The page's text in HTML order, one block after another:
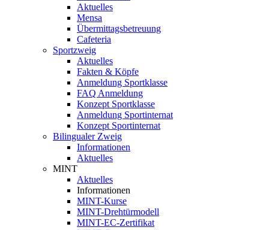
Aktuelles
Mensa
Übermittagsbetreuung
Cafeteria
Sportzweig
Aktuelles
Fakten & Köpfe
Anmeldung Sportklasse
FAQ Anmeldung
Konzept Sportklasse
Anmeldung Sportinternat
Konzept Sportinternat
Bilingualer Zweig
Informationen
Aktuelles
MINT
Aktuelles
Informationen
MINT-Kurse
MINT-Drehtürmodell
MINT-EC-Zertifikat